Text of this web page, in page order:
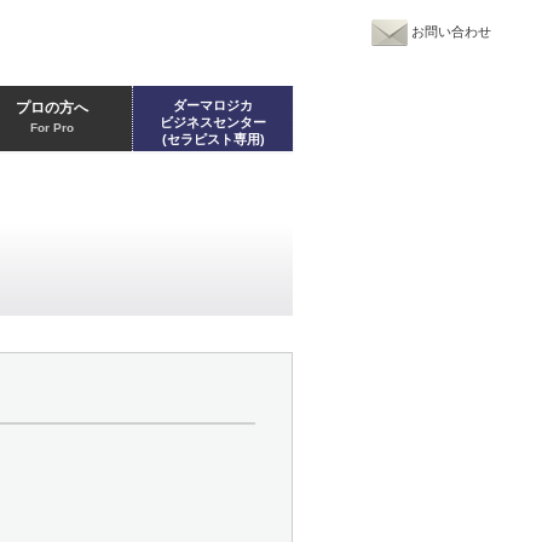
お問い合わせ
プロの方へ
For Pro
ダーマロジカ
ビジネスセンター
(セラピスト専用)